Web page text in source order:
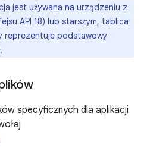
jest używana na urządzeniu z
API 18) lub starszym, tablica
reprezentuje podstawowy
specyficznych dla aplikacji